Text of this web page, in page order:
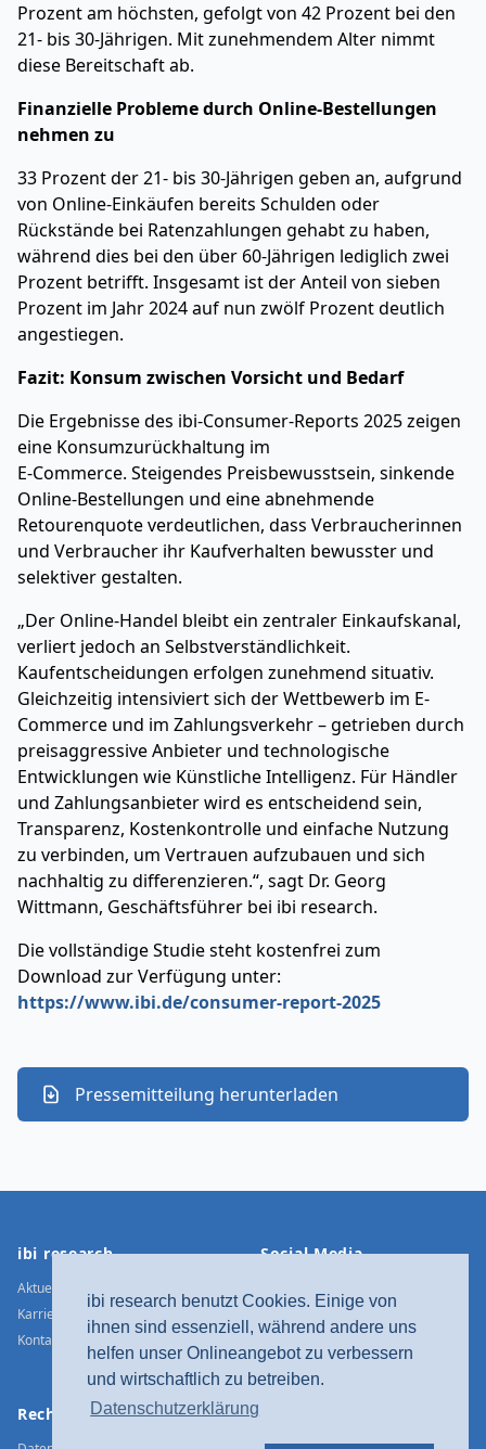
ibi research benutzt Cookies. Einige von
ihnen sind essenziell, während andere uns
helfen unser Onlineangebot zu verbessern
und wirtschaftlich zu betreiben.
Datenschutzerklärung
Prozent am höchsten, gefolgt von 42 Prozent bei den
21- bis 30-Jährigen. Mit zunehmendem Alter nimmt
diese Bereitschaft ab.
Finanzielle Probleme durch Online-Bestellungen
nehmen zu
33 Prozent der 21- bis 30-Jährigen geben an, aufgrund
von Online-Einkäufen bereits Schulden oder
Rückstände bei Ratenzahlungen gehabt zu haben,
während dies bei den über 60-Jährigen lediglich zwei
Prozent betrifft. Insgesamt ist der Anteil von sieben
Prozent im Jahr 2024 auf nun zwölf Prozent deutlich
angestiegen.
Fazit: Konsum zwischen Vorsicht und Bedarf
Die Ergebnisse des ibi-Consumer-Reports 2025 zeigen
eine Konsumzurückhaltung im
E-Commerce. Steigendes Preisbewusstsein, sinkende
Online-Bestellungen und eine abnehmende
Retourenquote verdeutlichen, dass Verbraucherinnen
und Verbraucher ihr Kaufverhalten bewusster und
selektiver gestalten.
„Der Online-Handel bleibt ein zentraler Einkaufskanal,
verliert jedoch an Selbstverständlichkeit.
Kaufentscheidungen erfolgen zunehmend situativ.
Gleichzeitig intensiviert sich der Wettbewerb im E-
Commerce und im Zahlungsverkehr – getrieben durch
preisaggressive Anbieter und technologische
Entwicklungen wie Künstliche Intelligenz. Für Händler
und Zahlungsanbieter wird es entscheidend sein,
Transparenz, Kostenkontrolle und einfache Nutzung
zu verbinden, um Vertrauen aufzubauen und sich
nachhaltig zu differenzieren.“, sagt Dr. Georg
Wittmann, Geschäftsführer bei ibi research.
Die vollständige Studie steht kostenfrei zum
Download zur Verfügung unter:
https://www.ibi.de/consumer-report-2025
Pressemitteilung herunterladen
ibi research
Aktuelle Meldungen
Karriere
Kontakt / Anfahrt
Rechtliches
Social Media
YouTube